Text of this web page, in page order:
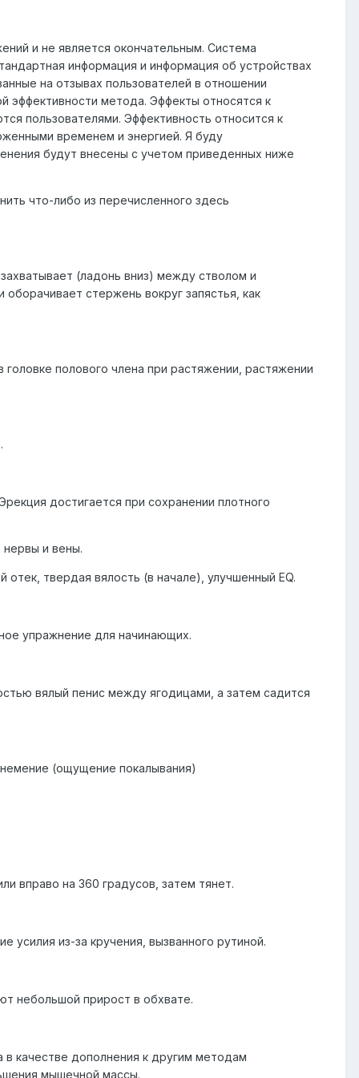
и не является окончательным. Система
информация и информация об устройствах
на отзывах пользователей в отношении
эффективности метода. Эффекты относятся к
пользователями. Эффективность относится к
временем и энергией. Я буду
будут внесены с учетом приведенных ниже
что-либо из перечисленного здесь
(ладонь вниз) между стволом и
стержень вокруг запястья, как
полового члена при растяжении, растяжении
достигается при сохранении плотного
и вены.
твердая вялость (в начале), улучшенный EQ.
упражнение для начинающих.
вялый пенис между ягодицами, а затем садится
(ощущение покалывания)
вправо на 360 градусов, затем тянет.
из-за кручения, вызванного рутиной.
небольшой прирост в обхвате.
качестве дополнения к другим методам
мышечной массы.